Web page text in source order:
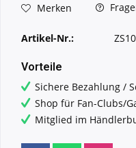
Merken
Artikel-Nr.:
Vorteile
Sichere Bezahlung /
Shop für Fan-Clubs/
Mitglied im